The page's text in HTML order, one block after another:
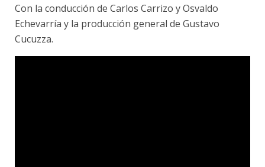
Con la conducción de Carlos Carrizo y Osvaldo
Echevarría y la producción general de Gustavo
Cucuzza.